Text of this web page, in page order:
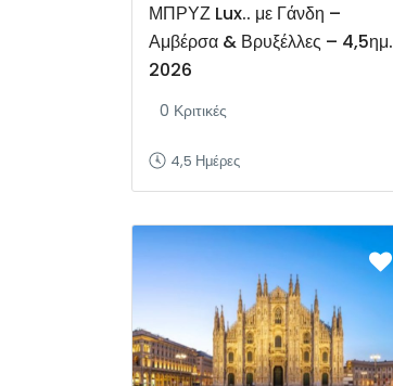
ΜΠΡΥΖ Lux.. με Γάνδη –
Αμβέρσα & Βρυξέλλες – 4,5ημ.
2026
0 Κριτικές
4,5 Ημέρες